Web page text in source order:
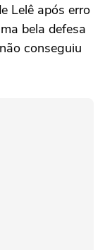
Lelê após erro
bela defesa
conseguiu